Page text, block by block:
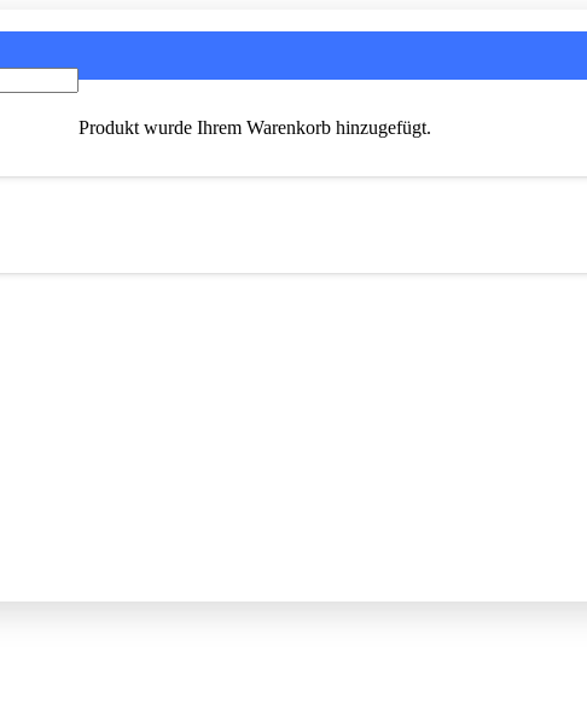
Produkt wurde Ihrem Warenkorb hinzugefügt.